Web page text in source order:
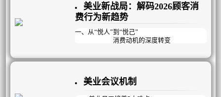
持续下滑，到店后也多是“躺平式消费”，流失
率逐年攀升，复购率跌入谷底，利润率一路向
下，门店经营举步维艰。
决方案、私人定制的盈利模式与高效落地的执
行体系，成为众多企业实现业绩突破、管理升
级的核心伙伴。
美业新战局：解码2026顾客消
费行为新趋势
一、从“悦人”到“悦己”
消费动机的深度转变
在2026年的美业市场，消费者的核心动机
外界的审美眼光，获得他人的认可。但如今，
“变美能够让自己更快乐”成为约一半用户选择
美业会议机制